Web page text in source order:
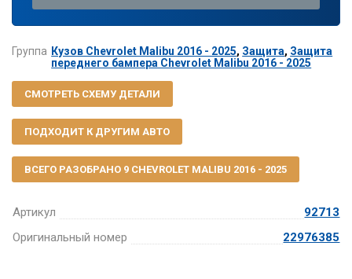
Артикул
92713
Оригинальный номер
22976385
Группа Кузов Chevrolet Malibu 2016 - 2025, Защита, Защита
переднего бампера Chevrolet Malibu 2016 - 2025
СМОТРЕТЬ СХЕМУ ДЕТАЛИ
ПОДХОДИТ К ДРУГИМ АВТО
ВСЕГО РАЗОБРАНО 9 CHEVROLET MALIBU 2016 - 2025